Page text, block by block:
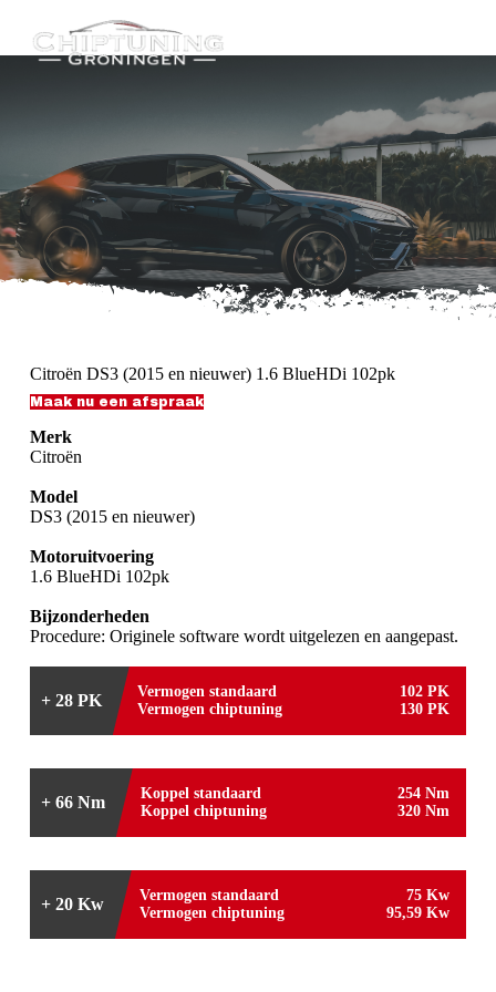
n
i
n
h
u
d
Citroën DS3 (2015 en nieuwer) 1.6 BlueHDi 102pk
Maak nu een afspraak
Merk
Citroën
Model
DS3 (2015 en nieuwer)
Motoruitvoering
1.6 BlueHDi 102pk
Bijzonderheden
Procedure: Originele software wordt uitgelezen en aangepast.
+ 28 PK Vermogen standaard
102 PK
Vermogen chiptuning
130 PK
+ 66 Nm Koppel standaard
254 Nm
Koppel chiptuning
320 Nm
+ 20 Kw Vermogen standaard
75 Kw
Vermogen chiptuning
95,59 Kw